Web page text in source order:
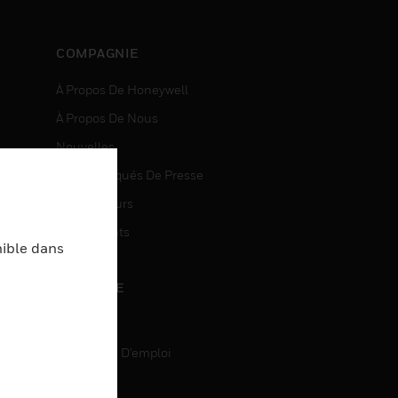
COMPAGNIE
À Propos De Honeywell
À Propos De Nous
Nouvelles
Communiqués De Presse
Investisseurs
Événements
CARRIÈRE
Recherche D'emploi
dans